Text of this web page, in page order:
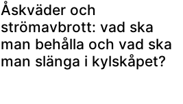
Åskväder och
strömavbrott: vad ska
man behålla och vad ska
man slänga i kylskåpet?